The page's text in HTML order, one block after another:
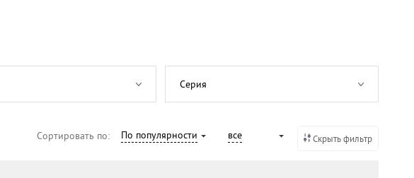
Серия
Сортировать по: По популярности все Скрыть фильтр